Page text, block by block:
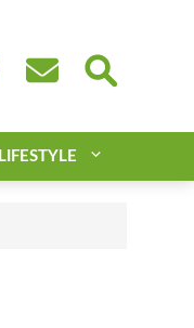
LIFESTYLE